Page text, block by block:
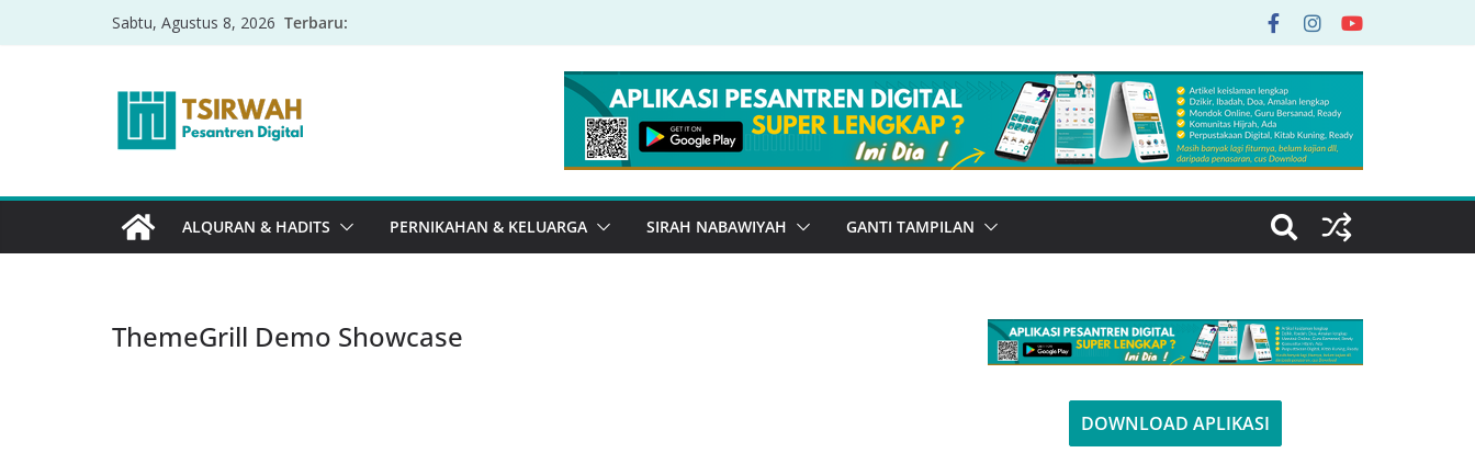
Sabtu, Agustus 8, 2026 Terbaru:
ALQURAN & HADITS PERNIKAHAN & KELUARGA SIRAH NABAWIYAH GANTI TAMPILAN
ThemeGrill Demo Showcase
DOWNLOAD APLIKASI